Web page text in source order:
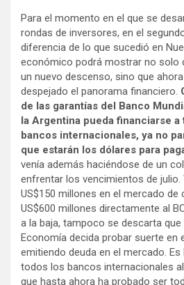
Para el momento en el que se
rondas de inversores, en el
diferencia de lo que sucedió en
económico podrá mostrar no solo
un nuevo descenso, sino que
despejado el panorama financiero.
de las garantías del Banco
la Argentina pueda financiarse a
bancos internacionales, ya no
que estarán los dólares para
venía además haciéndose de un
enfrentar los vencimientos de julio.
US$150 millones en el mercado
US$600 millones directamente al
a la baja, tampoco se descarta
Economía decida probar suerte en
emitiendo deuda en el mercado.
todos los bancos internacionales
que hasta ahora ha probado ser